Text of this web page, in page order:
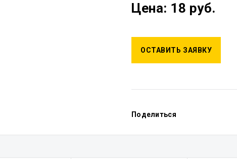
Цена: 18 руб.
ОСТАВИТЬ ЗАЯВКУ
Поделиться